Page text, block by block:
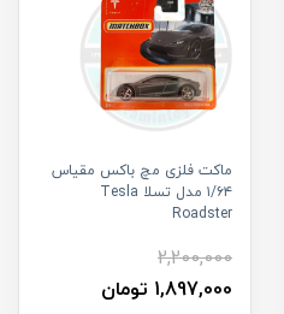
ماکت فلزی مچ باکس مقیاس
۱/۶۴ مدل تسلا Tesla
Roadster
2,200,000
1,897,000 تومان